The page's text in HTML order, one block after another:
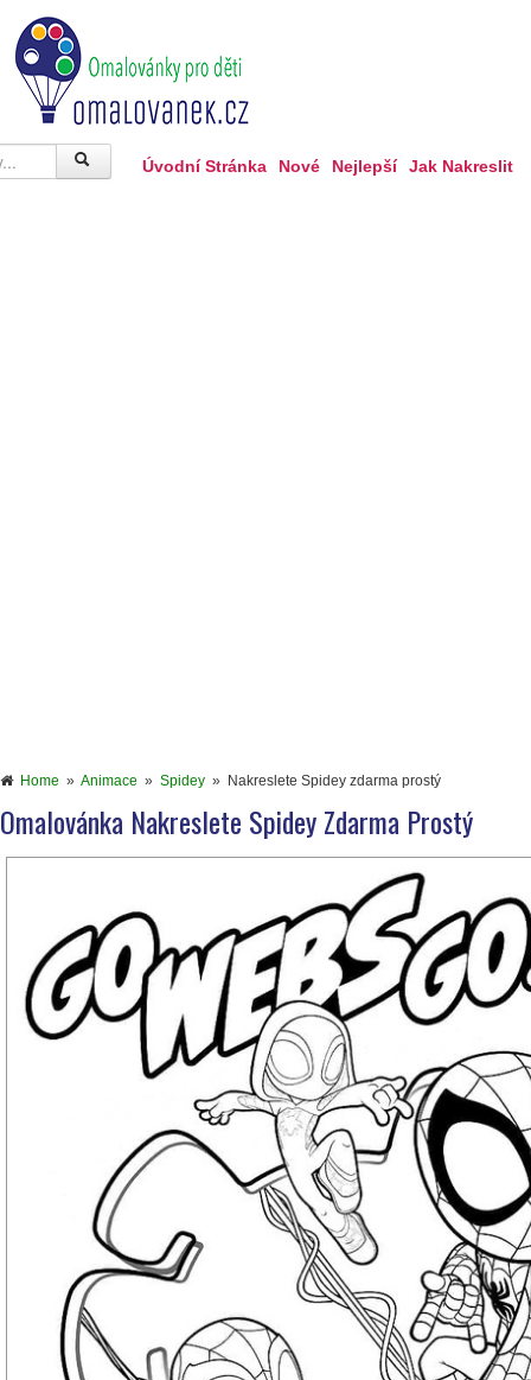
Úvodní Stránka Nové Nejlepší Jak Nakreslit
Home » Animace » Spidey » Nakreslete Spidey zdarma prostý
Omalovánka Nakreslete Spidey Zdarma Prostý